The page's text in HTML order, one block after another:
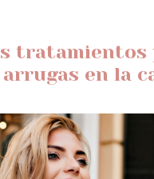
tratamientos
en la